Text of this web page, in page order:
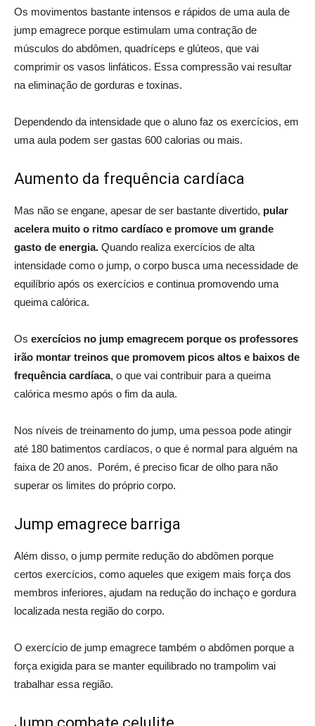
Os movimentos bastante intensos e rápidos de uma aula de
jump emagrece porque estimulam uma contração de
músculos do abdômen, quadríceps e glúteos, que vai
comprimir os vasos linfáticos. Essa compressão vai resultar
na eliminação de gorduras e toxinas.
Dependendo da intensidade que o aluno faz os exercícios, em
uma aula podem ser gastas 600 calorias ou mais.
Aumento da frequência cardíaca
Mas não se engane, apesar de ser bastante divertido, pular
acelera muito o ritmo cardíaco e promove um grande
gasto de energia. Quando realiza exercícios de alta
intensidade como o jump, o corpo busca uma necessidade de
equilíbrio após os exercícios e continua promovendo uma
queima calórica.
Os exercícios no jump emagrecem porque os professores
irão montar treinos que promovem picos altos e baixos de
frequência cardíaca, o que vai contribuir para a queima
calórica mesmo após o fim da aula.
Nos níveis de treinamento do jump, uma pessoa pode atingir
até 180 batimentos cardíacos, o que é normal para alguém na
faixa de 20 anos. Porém, é preciso ficar de olho para não
superar os limites do próprio corpo.
Jump emagrece barriga
Além disso, o jump permite redução do abdômen porque
certos exercícios, como aqueles que exigem mais força dos
membros inferiores, ajudam na redução do inchaço e gordura
localizada nesta região do corpo.
O exercício de jump emagrece também o abdômen porque a
força exigida para se manter equilibrado no trampolim vai
trabalhar essa região.